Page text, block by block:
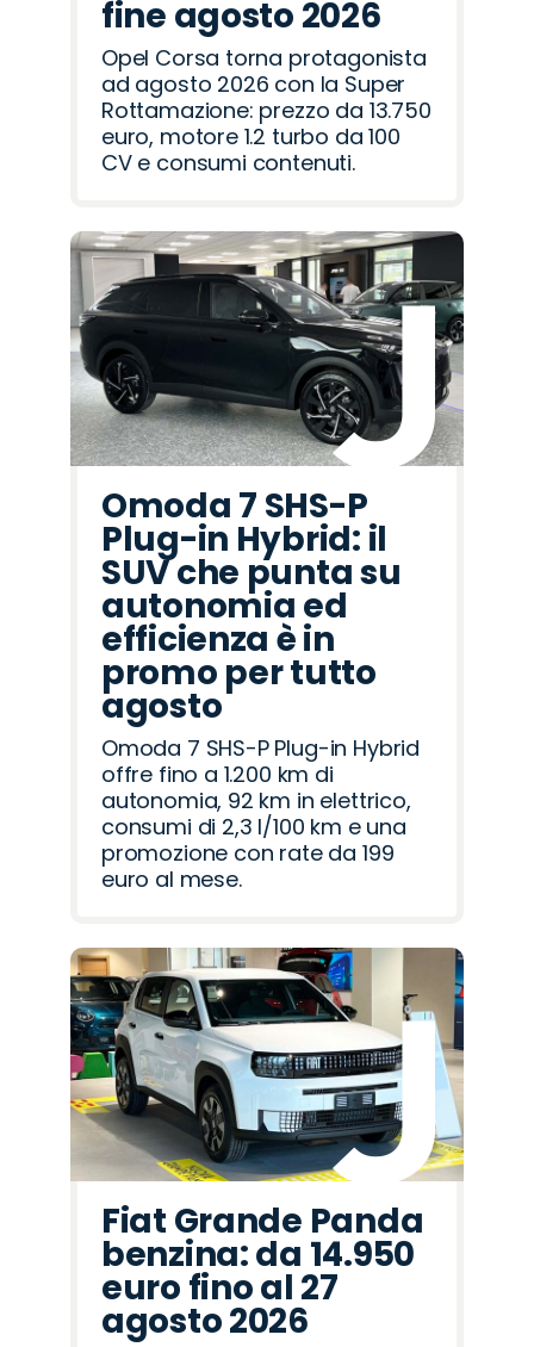
fine agosto 2026
Opel Corsa torna protagonista
ad agosto 2026 con la Super
Rottamazione: prezzo da 13.750
euro, motore 1.2 turbo da 100
CV e consumi contenuti.
Omoda 7 SHS-P
Plug-in Hybrid: il
SUV che punta su
autonomia ed
efficienza è in
promo per tutto
agosto
Omoda 7 SHS-P Plug-in Hybrid
offre fino a 1.200 km di
autonomia, 92 km in elettrico,
consumi di 2,3 l/100 km e una
promozione con rate da 199
euro al mese.
Fiat Grande Panda
benzina: da 14.950
euro fino al 27
agosto 2026